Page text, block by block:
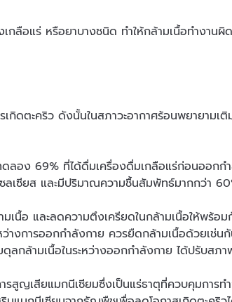
กลือแร่ หรือยาบางชนิด ทำให้กล้ามเนื้อทำงานผิ
ดตะคริว ดังนั้นในสภาวะอากาศร้อนพยายามเติ
อง 69% ที่ได้ดื่มเครื่องดื่มเกลือแร่ก่อนออกกำ
เซียส และมีปริมาณความชื้นสัมพัทธ์มากกว่า
อ และลดความตึงเครียดในกล้ามเนื้อให้พร้อ
างการออกกำลังกาย ควรยืดกล้ามเนื้อด้วยเช่
กล้ามเนื้อในระหว่างออกกำลังกาย ได้ปรับสภา
สูญเสียแมกนีเซียมซึ่งเป็นแร่ธาตุที่ควบคุมการท